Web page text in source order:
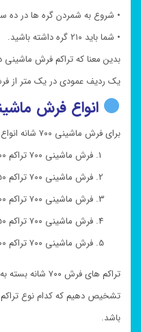
• شروع به شمردن گره ها در ده
• شما باید ۲۱۰ گره داشته باشید.
بدین معنا که تراکم فرش ماشینی
یک ردیف عمودی در یک متر از
انواع فرش ماشینی
برای فرش ماشینی ۷۰۰ شانه انواع تراکم ها وجود دارد که عبارتند از:
فرش ماشینی ۷۰۰ تراکم ۲۱۰۰
فرش ماشینی ۷۰۰ تراکم ۲۲۵۰
فرش ماشینی ۷۰۰ تراکم ۲۴۰۰
فرش ماشینی ۷۰۰ تراکم ۲۵۵۰
فرش ماشینی ۷۰۰ تراکم ۳۰۰۰
تراکم های فرش
باشد.